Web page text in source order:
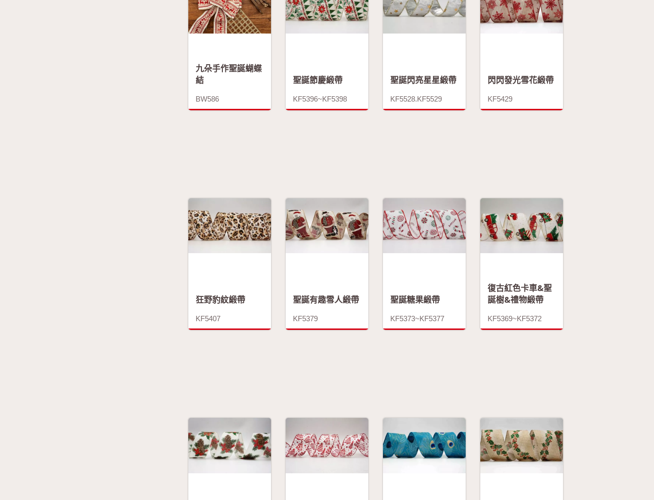
九朵手作聖誕蝴蝶
結
BW586
聖誕節慶緞帶
KF5396~KF5398
聖誕閃亮星星緞帶
KF5528.KF5529
閃閃發光雪花緞帶
KF5429
狂野豹紋緞帶
KF5407
聖誕有趣雪人緞帶
KF5379
聖誕糖果緞帶
KF5373~KF5377
復古紅色卡車&聖
誕樹&禮物緞帶
KF5369~KF5372